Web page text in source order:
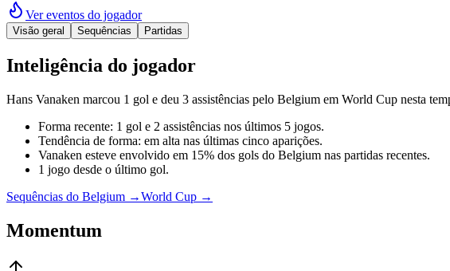
Ver eventos do jogador
Visão geral Sequências Partidas
Inteligência do jogador
Hans Vanaken marcou 1 gol e deu 3 assistências pelo Belgium em World Cup nesta
Forma recente: 1 gol e 2 assistências nos últimos 5 jogos.
Tendência de forma: em alta nas últimas cinco aparições.
Vanaken esteve envolvido em 15% dos gols do Belgium nas partidas recentes.
1 jogo desde o último gol.
Sequências do Belgium →World Cup →
Momentum